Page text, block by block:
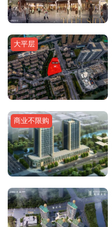
大平层
商业不限购